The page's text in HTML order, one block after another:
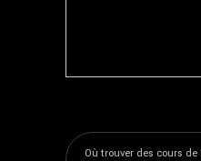
Où trouver des cours